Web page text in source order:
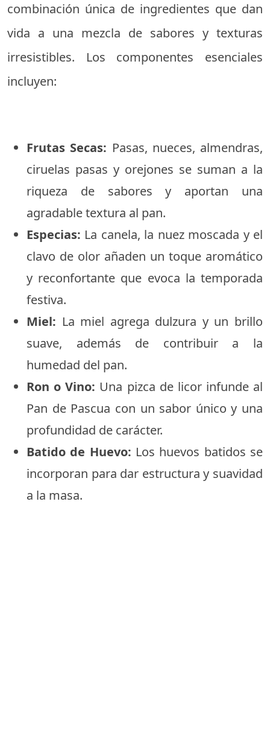
combinación única de ingredientes que dan
vida a una mezcla de sabores y texturas
irresistibles. Los componentes esenciales
incluyen:
Frutas Secas: Pasas, nueces, almendras,
ciruelas pasas y orejones se suman a la
riqueza de sabores y aportan una
agradable textura al pan.
Especias: La canela, la nuez moscada y el
clavo de olor añaden un toque aromático
y reconfortante que evoca la temporada
festiva.
Miel: La miel agrega dulzura y un brillo
suave, además de contribuir a la
humedad del pan.
Ron o Vino: Una pizca de licor infunde al
Pan de Pascua con un sabor único y una
profundidad de carácter.
Batido de Huevo: Los huevos batidos se
incorporan para dar estructura y suavidad
a la masa.